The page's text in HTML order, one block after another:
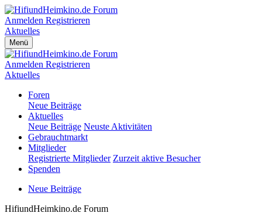
Anmelden Registrieren
Aktuelles
Menü
Anmelden Registrieren
Aktuelles
Foren
Neue Beiträge
Aktuelles
Neue Beiträge Neuste Aktivitäten
Gebrauchtmarkt
Mitglieder
Registrierte Mitglieder Zurzeit aktive Besucher
Spenden
Neue Beiträge
HifiundHeimkino.de Forum